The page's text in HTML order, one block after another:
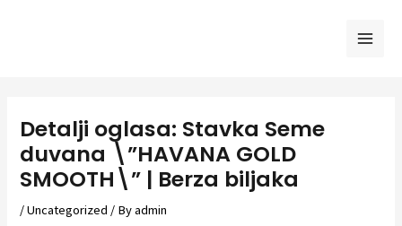
Detalji oglasa: Stavka Seme
duvana \”HAVANA GOLD
SMOOTH\” | Berza biljaka
/Uncategorized / Byadmin